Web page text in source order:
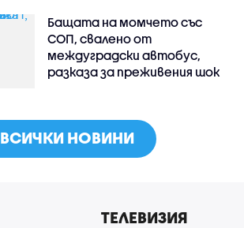
Бащата на момчето със
СОП, свалено от
междуградски автобус,
разказа за преживения шок
ВСИЧКИ НОВИНИ
ТЕЛЕВИЗИЯ